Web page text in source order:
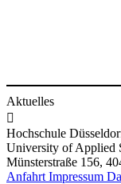
Aktuelles

Hochschule
University of Applied
Münsterstraße 156,
Anfahrt Impressum